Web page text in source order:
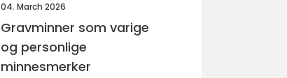
04. March 2026
Gravminner som varige
og personlige
minnesmerker